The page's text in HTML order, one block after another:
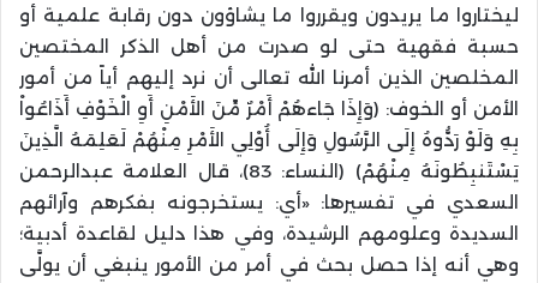
ليختاروا ما يريدون ويقرروا ما يشاؤون دون رقابة علمية أو
حسبة فقهية حتى لو صدرت من أهل الذكر المختصين
المخلصين الذين أمرنا الله تعالى أن نرد إليهم أياً من أمور
الأمن أو الخوف: (وَإِذَا جَاءهُمْ أَمْرٌ مِّنَ الأَمْنِ أَوِ الْخَوْفِ أَذَاعُواْ
بِهِ وَلَوْ رَدُّوهُ إِلَى الرَّسُولِ وَإِلَى أُوْلِي الأَمْرِ مِنْهُمْ لَعَلِمَهُ الَّذِينَ
يَسْتَنبِطُونَهُ مِنْهُمْ) (النساء: 83)، قال العلامة عبدالرحمن
السعدي في تفسيرها: «أي: يستخرجونه بفكرهم وآرائهم
السديدة وعلومهم الرشيدة، وفي هذا دليل لقاعدة أدبية؛
وهي أنه إذا حصل بحث في أمر من الأمور ينبغي أن يولَّى